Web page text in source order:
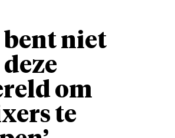
bent niet
om
te